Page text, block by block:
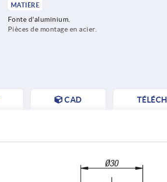
MATIÈRE
Fonte d'aluminium.
Pièces de montage en acier.
CAD